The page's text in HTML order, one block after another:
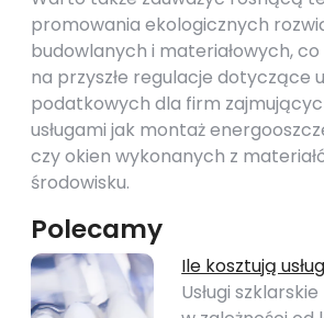
promowania ekologicznych
budowlanych i materiałowych,
na przyszłe regulacje dotyczące
podatkowych dla firm
usługami jak montaż
czy okien wykonanych z
środowisku.
Polecamy
Ile kosztują
Usługi